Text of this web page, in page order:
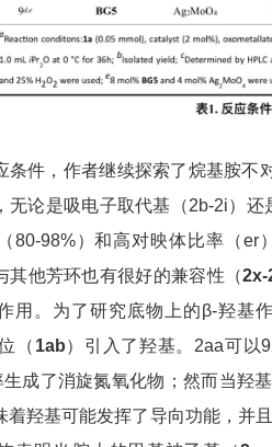
条件，作者继续探索了烷基胺不
无论是吸电子取代基（2b-2i）还
80-98%）和高对映体比率（er
其他芳环也有很好的兼容性（2x-
用。为了研究底物上的β-羟基
（ 1ab）引入了羟基。2aa可以
成了消旋氮氧化物；然而当羟
着羟基可能发挥了导向功能，并